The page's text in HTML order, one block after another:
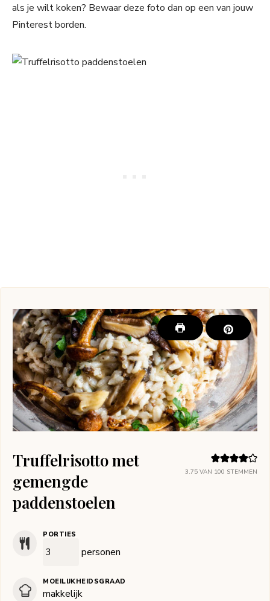
als je wilt koken? Bewaar deze foto dan op een van jouw
Pinterest borden.
3.75 VAN 100 STEMMEN
Truffelrisotto met
gemengde
paddenstoelen
PORTIES
personen
MOEILIJKHEIDSGRAAD
makkelijk